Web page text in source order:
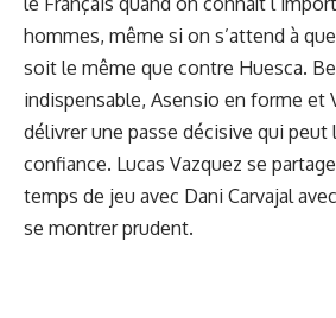
hommes, même si on s’attend à
soit le même que contre Huesca.
indispensable, Asensio en forme et
délivrer une passe décisive qui peut
confiance. Lucas Vazquez se
temps de jeu avec Dani Carvajal
se montrer prudent.